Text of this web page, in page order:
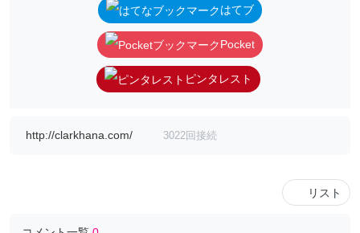
はてブ
Pocket
ピンタレスト
http://clarkhana.com/ 3022回接続
リスト